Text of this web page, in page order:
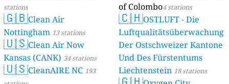
stations
🇬🇧Clean Air
Nottingham 13 stations
🇺🇸Clean Air Now
Kansas (CANK) 34 stations
🇺🇸CleanAIRE NC 193
of Colombo4 stations
🇨🇭OSTLUFT - Die
Luftqualitätsüberwachung
Der Ostschweizer Kantone
Und Des Fürstentums
Liechtenstein 18 stations